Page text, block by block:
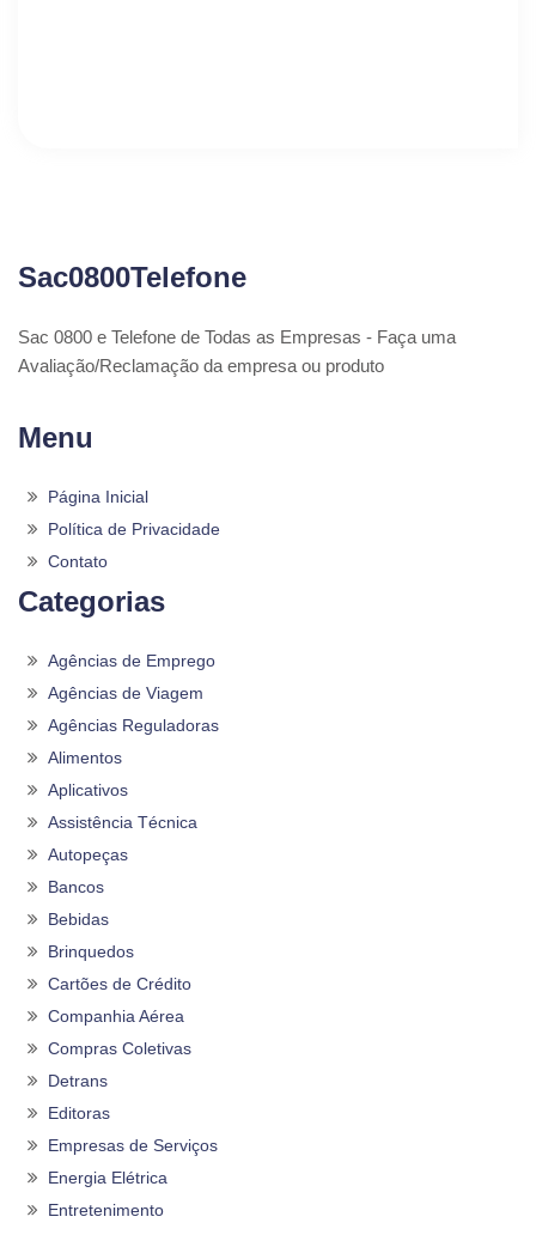
Sac0800Telefone
Sac 0800 e Telefone de Todas as Empresas - Faça uma
Avaliação/Reclamação da empresa ou produto
Menu
Página Inicial
Política de Privacidade
Contato
Categorias
Agências de Emprego
Agências de Viagem
Agências Reguladoras
Alimentos
Aplicativos
Assistência Técnica
Autopeças
Bancos
Bebidas
Brinquedos
Cartões de Crédito
Companhia Aérea
Compras Coletivas
Detrans
Editoras
Empresas de Serviços
Energia Elétrica
Entretenimento